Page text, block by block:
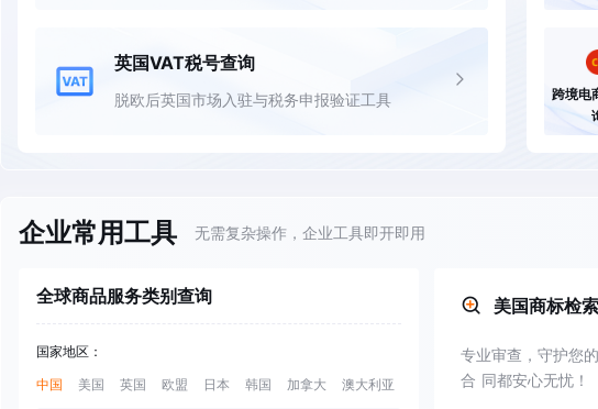
英国VAT税号查询
脱欧后英国市场入驻与税务申报验证工具
跨境电
企业常用工具 无需复杂操作，企业工具即开即用
全球商品服务类别查询
国家地区：
中国
美国 英国 欧盟 日本 韩国 加拿大 澳大利亚 新加坡 马来西亚 泰国
美国商标检索
专业审查，守护您
合 同都安心无忧！